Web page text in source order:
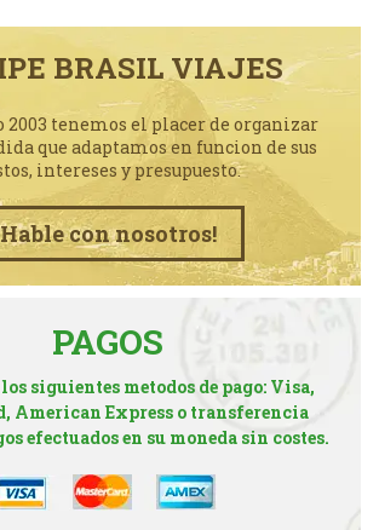
BRASIL VIAJES
2003 tenemos el placer de organizar
que adaptamos en funcion de sus
intereses y presupuesto.
Hable con nosotros!
PAGOS
siguientes metodos de pago: Visa,
American Express o transferencia
efectuados en su moneda sin costes.